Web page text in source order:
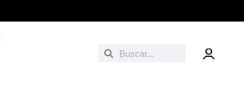
BuscarBuscar